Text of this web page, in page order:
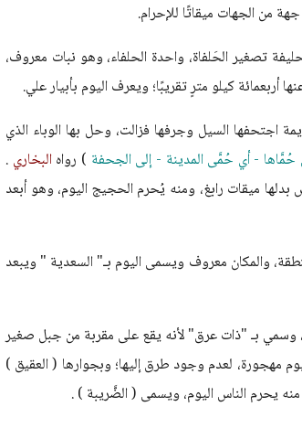
من الجهات ميقاتًا للإحرام.
تصغير الحَلفاة، واحدة الحلفاء، وهو نبات معروف،
أربعمائة كيلو مترٍ تقريبًا؛ ويعرف اليوم بأبيار علي.
اجتحفها السيل وجرفها فزالت، وحل بها الوباء الذي
حُمَّاها - أي حُمَّى المدينة - إلى الجحفة ) رواهالبخاري .
ميقات رابغ، ومنه يُحرم الحجيج اليوم، وهو أبعد
والمكان معروف ويسمى اليوم بـ" السعدية " ويبعد
وسمي بـ "ذات عرق" لأنه يقع على مقربة من جبل صغير
مهجورة، لعدم وجود طرق إليها؛ وبجوارها ( العقيق )
يحرم الناس اليوم، ويسمى ( الضَّريبة ) .